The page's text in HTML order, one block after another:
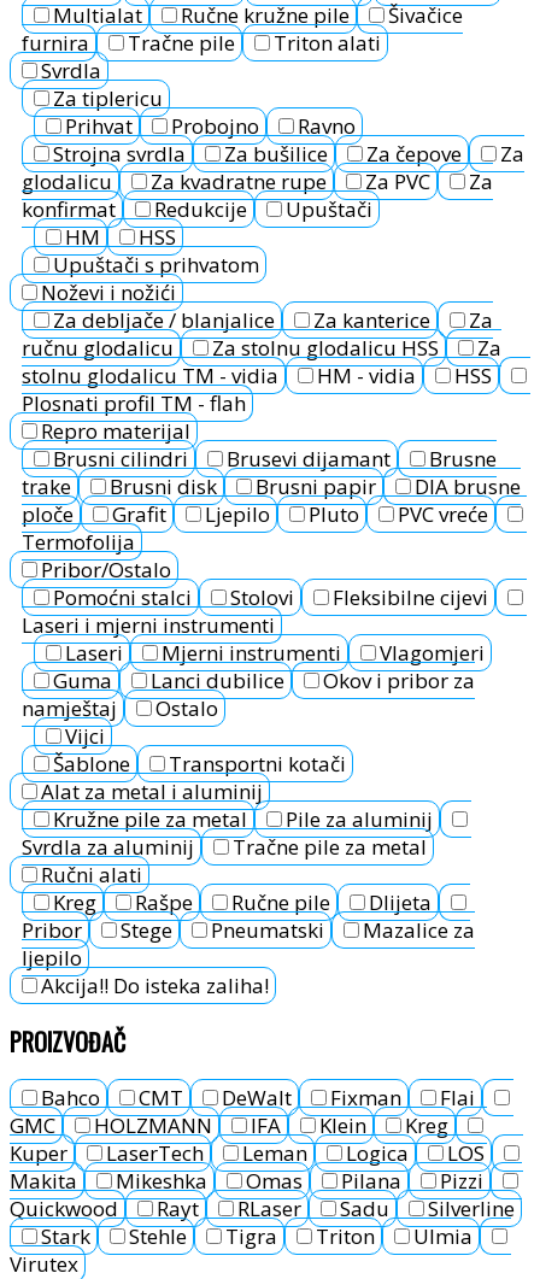
Multialat
Ručne kružne pile
Šivačice
furnira
Tračne pile
Triton alati
Svrdla
Za tiplericu
Prihvat
Probojno
Ravno
Strojna svrdla
Za bušilice Za čepove
Za
glodalicu
Za kvadratne rupe Za PVC
Za
konfirmat
Redukcije
Upuštači
HM
HSS
Upuštači s prihvatom
Noževi i nožići
Za debljače / blanjalice
Za kanterice
Za
ručnu glodalicu
Za stolnu glodalicu HSS
Za
stolnu glodalicu TM - vidia
HM - vidia
HSS
Plosnati profil TM - flah
Repro materijal
Brusni cilindri
Brusevi dijamant
Brusne
trake
Brusni disk Brusni papir
DIA brusne
ploče
Grafit Ljepilo Pluto
PVC vreće
Termofolija
Pribor/Ostalo
Pomoćni stalci
Stolovi
Fleksibilne cijevi
Laseri i mjerni instrumenti
Laseri
Mjerni instrumenti
Vlagomjeri
Guma
Lanci dubilice
Okov i pribor za
namještaj
Ostalo
Vijci
Šablone
Transportni kotači
Alat za metal i aluminij
Kružne pile za metal
Pile za aluminij
Svrdla za aluminij
Tračne pile za metal
Ručni alati
Kreg
Rašpe Ručne pile
Dlijeta
Pribor
Stege Pneumatski
Mazalice za
ljepilo
Akcija!! Do isteka zaliha!
PROIZVOĐAČ
Bahco CMT DeWalt Fixman
Flai
GMC
HOLZMANN IFA Klein
Kreg
Kuper
LaserTech Leman Logica
LOS
Makita
Mikeshka Omas Pilana
Pizzi
Quickwood
Rayt RLaser Sadu
Silverline
Stark
Stehle Tigra Triton
Ulmia
Virutex